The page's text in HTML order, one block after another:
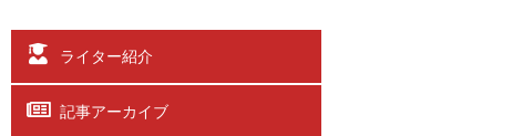
ライター紹介
記事アーカイブ